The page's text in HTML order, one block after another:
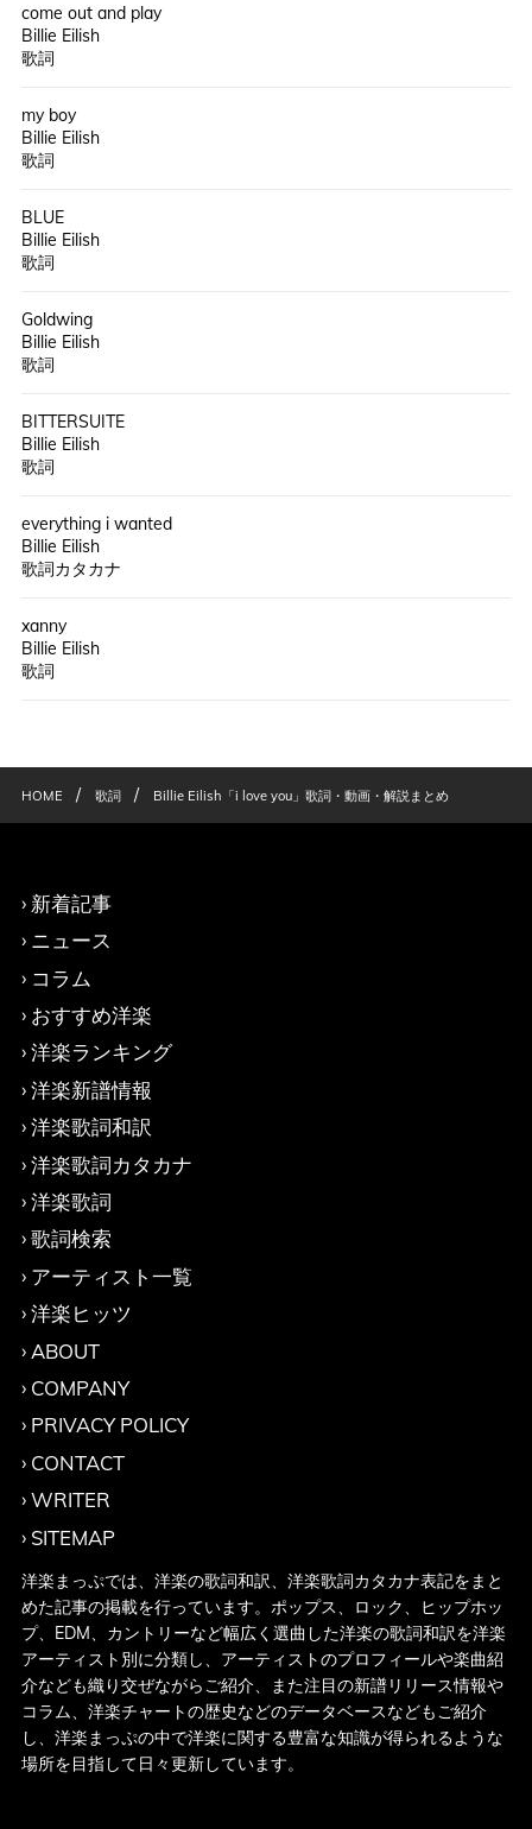
come out and play
Billie Eilish
歌詞
my boy
Billie Eilish
歌詞
BLUE
Billie Eilish
歌詞
Goldwing
Billie Eilish
歌詞
BITTERSUITE
Billie Eilish
歌詞
everything i wanted
Billie Eilish
歌詞カタカナ
xanny
Billie Eilish
歌詞
HOME / 歌詞 / Billie Eilish「i love you」歌詞・動画・解説まとめ
新着記事
ニュース
コラム
おすすめ洋楽
洋楽ランキング
洋楽新譜情報
洋楽歌詞和訳
洋楽歌詞カタカナ
洋楽歌詞
歌詞検索
アーティスト一覧
洋楽ヒッツ
ABOUT
COMPANY
PRIVACY POLICY
CONTACT
WRITER
SITEMAP
洋楽まっぷでは、洋楽の歌詞和訳、洋楽歌詞カタカナ表記をまと
めた記事の掲載を行っています。ポップス、ロック、ヒップホッ
プ、EDM、カントリーなど幅広く選曲した洋楽の歌詞和訳を洋楽
アーティスト別に分類し、アーティストのプロフィールや楽曲紹
介なども織り交ぜながらご紹介、また注目の新譜リリース情報や
コラム、洋楽チャートの歴史などのデータベースなどもご紹介
し、洋楽まっぷの中で洋楽に関する豊富な知識が得られるような
場所を目指して日々更新しています。